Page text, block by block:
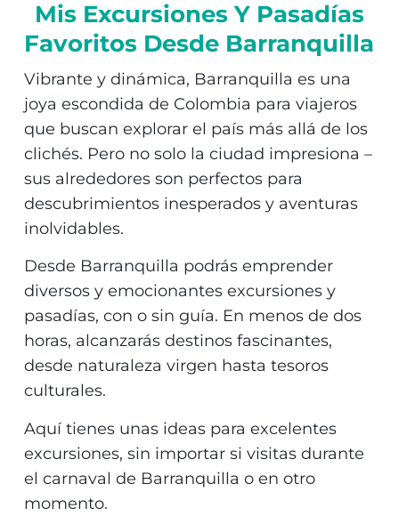
Mis Excursiones Y Pasadías
Favoritos Desde Barranquilla
Vibrante y dinámica, Barranquilla es una
joya escondida de Colombia para viajeros
que buscan explorar el país más allá de los
clichés. Pero no solo la ciudad impresiona –
sus alrededores son perfectos para
descubrimientos inesperados y aventuras
inolvidables.
Desde Barranquilla podrás emprender
diversos y emocionantes excursiones y
pasadías, con o sin guía. En menos de dos
horas, alcanzarás destinos fascinantes,
desde naturaleza virgen hasta tesoros
culturales.
Aquí tienes unas ideas para excelentes
excursiones, sin importar si visitas durante
el carnaval de Barranquilla o en otro
momento.